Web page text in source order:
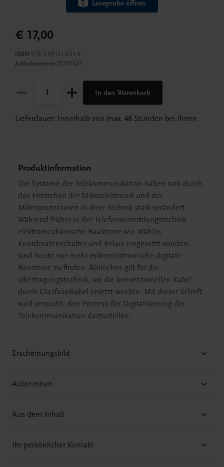
Leseprobe öffnen
€ 17,00
ISBN 978-3-99151-053-6
Artikelnummer 20178421
In den Warenkorb
Lieferdauer: Innerhalb von max. 48 Stunden bei Ihnen
Produktinformation
Die Systeme der Telekommunikation haben sich durch
das Entstehen der Mikroelektronik und der
Mikroprozessoren in ihrer Technik stark verändert.
Während früher in der Telefonvermittlungstechnik
elektromechanische Bausteine wie Wähler,
Koordinatenschalter und Relais eingesetzt wurden,
sind heute nur mehr mikroelektronische digitale
Bausteine zu finden. Ähnliches gilt für die
Übertragungstechnik, wo die konventionellen Kabel
durch Glasfaserkabel ersetzt werden. Mit dieser Schrift
wird versucht, den Prozess der Digitalisierung der
Telekommunikation darzustellen.
Erscheinungsbild
Autor:innen
Aus dem Inhalt
Ihr persönlicher Kontakt